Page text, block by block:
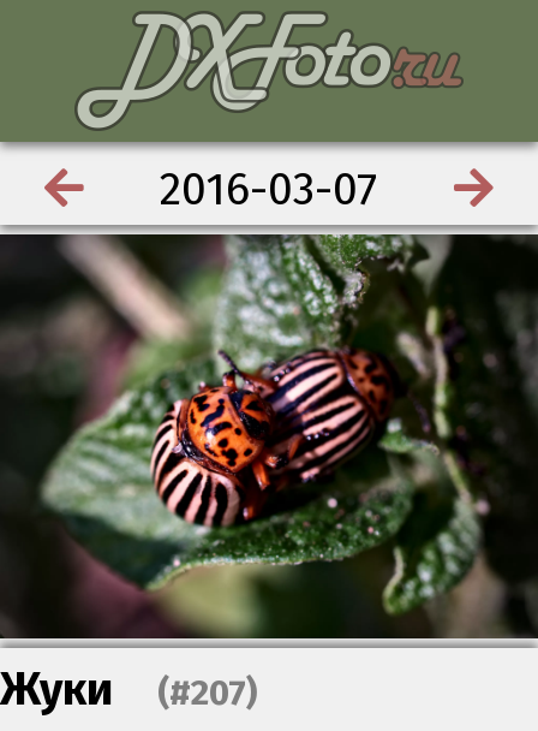
2016-03-07
Жуки (#207)